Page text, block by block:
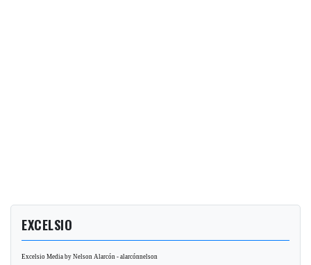
EXCELSIO
Excelsio Media by Nelson Alarcón - alarcónnelson